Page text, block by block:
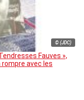
© (JDC)
Fauves »,
rompre avec les